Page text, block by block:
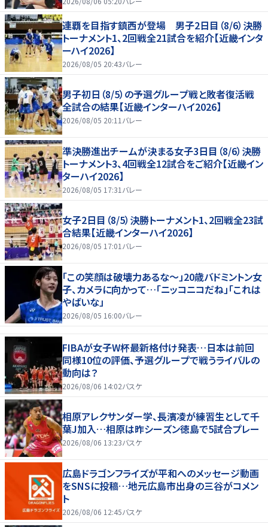
連覇を目指す鎮西が登場 男子2日目（8/6）決勝
トーナメント1、2回戦全21試合を紹介【近畿インタ
ーハイ2026】
2026/08/05 20:43バレー
男子初日（8/5）の予選グループ戦と敗者復活戦
全試合の結果【近畿インターハイ2026】
2026/08/05 20:11バレー
準決勝進出チームが決まる女子3日目（8/6）決勝
トーナメント3、4回戦全12試合をご紹介【近畿イン
ターハイ2026】
2026/08/05 17:31 バレー
女子2日目（8/5）決勝トーナメント1、2回戦全23試
合結果【近畿インターハイ2026】
2026/08/05 17:01バレー
「この笑顔は破壊力あるな〜」20歳バドミントン女
子、カメラに向かって…「ニッコニコだね」「これは
やばいな」
2026/08/05 16:00バレー
FIBAが女子W杯最新格付け発表…日本は前回
同様10位の評価、予選グループで戦うライバルの
動向は？
2026/08/06 14:02バスケ
相原アレクサンダー学、長濱凌が練習生として千
葉J加入…相原は昨シーズン徳島で5試合プレー
2026/08/06 13:23バスケ
広島ドラゴンフライズが平和へのメッセージ動画
をSNSに投稿…地元広島市出身の三谷がコメン
ト
2026/08/06 12:45バスケ